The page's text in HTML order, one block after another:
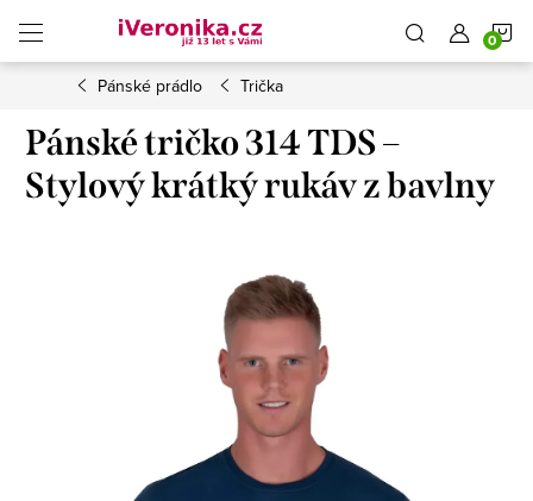
obsah
Pánské prádlo Trička
Pánské tričko 314 TDS –
Stylový krátký rukáv z bavlny